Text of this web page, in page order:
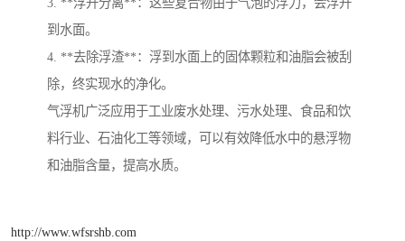
到水面。
4. **去除浮渣**：浮到水面上的固体颗粒和油脂会被刮
除，终实现水的净化。
气浮机广泛应用于工业废水处理、污水处理、食品和饮
料行业、石油化工等领域，可以有效降低水中的悬浮物
和油脂含量，提高水质。
http://www.wfsrshb.com